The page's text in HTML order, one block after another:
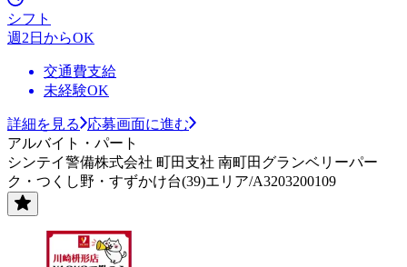
シフト
週2日からOK
交通費支給
未経験OK
詳細を見る
応募画面に進む
アルバイト・パート
シンテイ警備株式会社 町田支社 南町田グランベリーパー
ク・つくし野・すずかけ台(39)エリア/A3203200109